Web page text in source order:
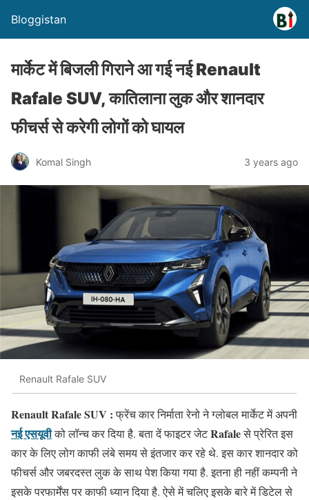
Bloggistan
मार्केट में बिजली गिराने आ गई नई Renault
Rafale SUV, कातिलाना लुक और शानदार
फीचर्स से करेगी लोगों को घायल
Komal Singh 3 years ago
Renault Rafale SUV
Renault Rafale SUV :फ्रेंच कार निर्माता रेनो ने ग्लोबल मार्केट में अपनी
नई एसयूवीको लॉन्च कर दिया है. बता दें फाइटर जेटRafaleसे प्रेरित इस
कार के लिए लोग काफी लंबे समय से इंतजार कर रहे थे. इस कार शानदार को
फीचर्स और जबरदस्त लुक के साथ पेश किया गया है. इतना ही नहीं कम्पनी ने
इसके परफार्मेंस पर काफी ध्यान दिया है. ऐसे में चलिए इसके बारे में डिटेल से